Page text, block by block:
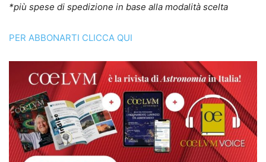
*più spese di spedizione in base alla modalità scelta
PER ABBONARTI CLICCA QUI